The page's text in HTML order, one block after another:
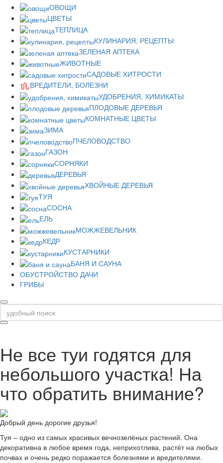
ОВОЩИ
ЦВЕТЫ
ТЕПЛИЦА
КУЛИНАРИЯ, РЕЦЕПТЫ
ЗЕЛЕНАЯ АПТЕКА
ЖИВОТНЫЕ
САДОВЫЕ ХИТРОСТИ
ВРЕДИТЕЛИ, БОЛЕЗНИ
УДОБРЕНИЯ, ХИМИКАТЫ
ПЛОДОВЫЕ ДЕРЕВЬЯ
КОМНАТНЫЕ ЦВЕТЫ
ЗИМА
ПЧЕЛОВОДСТВО
ГАЗОН
СОРНЯКИ
ДЕРЕВЬЯ
ХВОЙНЫЕ ДЕРЕВЬЯ
ТУЯ
СОСНА
ЕЛЬ
МОЖЖЕВЕЛЬНИК
КЕДР
КУСТАРНИКИ
БАНЯ И САУНА
ОБУСТРОЙСТВО ДАЧИ
ГРИБЫ
Не все туи годятся для
небольшого участка! На
что обратить внимание?
Добрый день дорогие друзья!
Туя – одно из самых красивых вечнозелёных растений. Она
декоративна в любое время года, неприхотлива, растёт на любых
почвах и очень редко поражается болезнями и вредителями.